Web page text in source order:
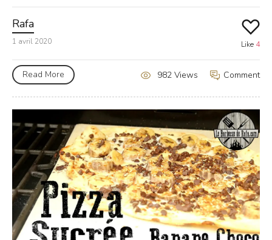
Rafa
1 avril 2020 Like 4
Read More Comment
982 Views